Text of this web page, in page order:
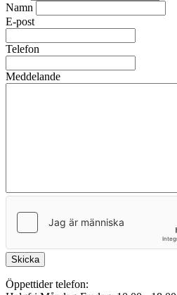
Namn
E-post
Telefon
Meddelande
Skicka
Öppettider telefon: